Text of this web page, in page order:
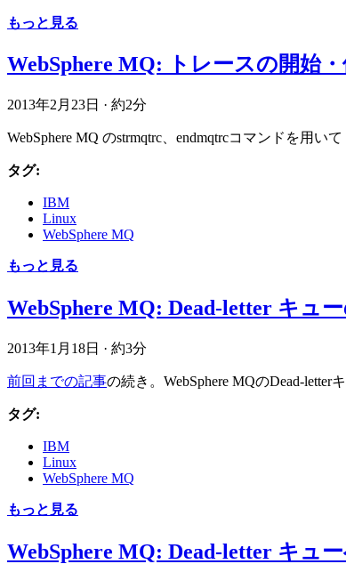
もっと見る
WebSphere MQ: トレースの開始
2013年2月23日 · 約2分
WebSphere MQ のstrmqtrc、endmqtrcコマンドを用
タグ:
IBM
Linux
WebSphere MQ
もっと見る
WebSphere MQ: Dead-letter キュ
2013年1月18日 · 約3分
前回までの記事の続き。WebSphere MQのDead-
タグ:
IBM
Linux
WebSphere MQ
もっと見る
WebSphere MQ: Dead-letter キュ